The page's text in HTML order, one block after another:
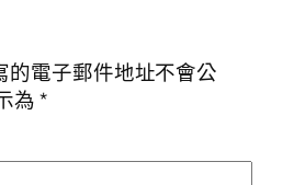
的電子郵件地址不會公
為*